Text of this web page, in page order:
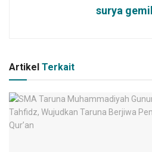
surya
Artikel Terkait